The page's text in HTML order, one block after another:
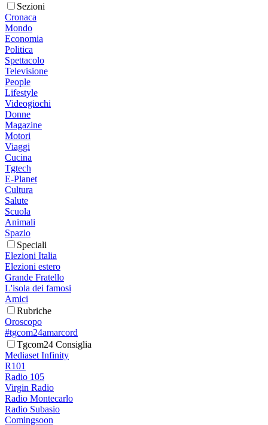
Sezioni
Cronaca
Mondo
Economia
Politica
Spettacolo
Televisione
People
Lifestyle
Videogiochi
Donne
Magazine
Motori
Viaggi
Cucina
Tgtech
E-Planet
Cultura
Salute
Scuola
Animali
Spazio
Speciali
Elezioni Italia
Elezioni estero
Grande Fratello
L'isola dei famosi
Amici
Rubriche
Oroscopo
#tgcom24amarcord
Tgcom24 Consiglia
Mediaset Infinity
R101
Radio 105
Virgin Radio
Radio Montecarlo
Radio Subasio
Comingsoon